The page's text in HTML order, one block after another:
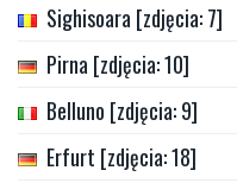
Sighisoara [zdjęcia: 7]
Pirna [zdjęcia: 10]
Belluno [zdjęcia: 9]
Erfurt [zdjęcia: 18]